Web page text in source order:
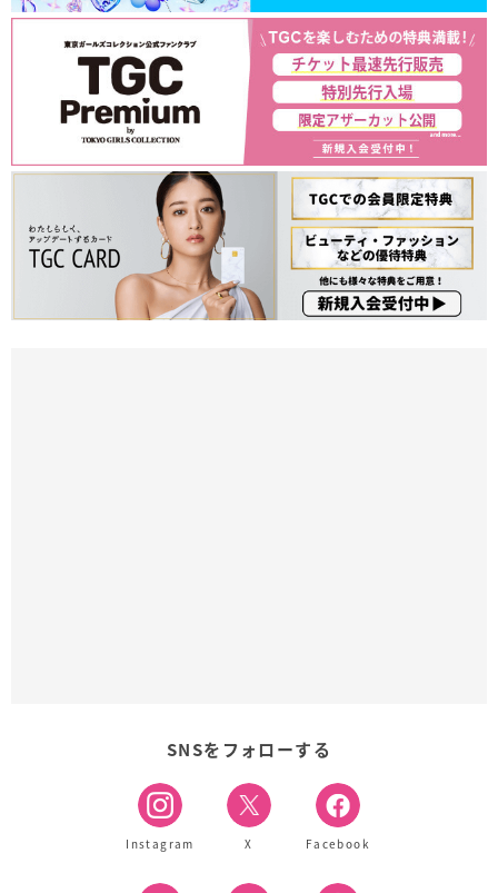
SNSをフォローする
Instagram X Facebook